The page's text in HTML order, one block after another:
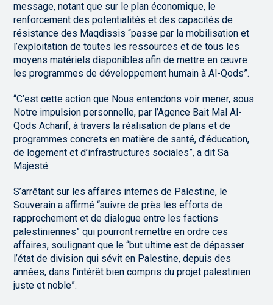
message, notant que sur le plan économique, le
renforcement des potentialités et des capacités de
résistance des Maqdissis “passe par la mobilisation et
l’exploitation de toutes les ressources et de tous les
moyens matériels disponibles afin de mettre en œuvre
les programmes de développement humain à Al-Qods”.
“C’est cette action que Nous entendons voir mener, sous
Notre impulsion personnelle, par l’Agence Bait Mal Al-
Qods Acharif, à travers la réalisation de plans et de
programmes concrets en matière de santé, d’éducation,
de logement et d’infrastructures sociales”, a dit Sa
Majesté.
S’arrêtant sur les affaires internes de Palestine, le
Souverain a affirmé “suivre de près les efforts de
rapprochement et de dialogue entre les factions
palestiniennes” qui pourront remettre en ordre ces
affaires, soulignant que le “but ultime est de dépasser
l’état de division qui sévit en Palestine, depuis des
années, dans l’intérêt bien compris du projet palestinien
juste et noble”.